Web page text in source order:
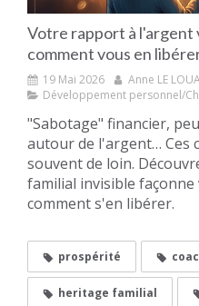
Votre rapport à l'argent
comment vous en
19 Mai 2026
Anne LE
Développement personnel/
"Sabotage" financier,
autour de l'argent… Ces
souvent de loin.
familial invisible
comment s'en libérer.
prospérité
heritage familial